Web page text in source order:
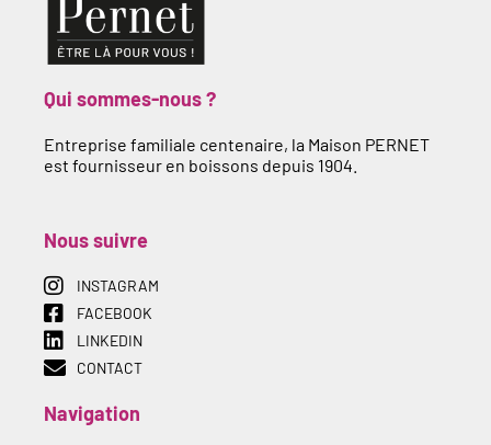
Qui sommes-nous ?
Entreprise familiale centenaire, la Maison PERNET
est fournisseur en boissons depuis 1904.
Nous suivre
INSTAGRAM
FACEBOOK
LINKEDIN
CONTACT
Navigation